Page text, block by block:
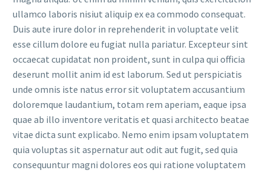
ullamco laboris nisiut aliquip ex ea commodo consequat.
Duis aute irure dolor in reprehenderit in voluptate velit
esse cillum dolore eu fugiat nulla pariatur. Excepteur sint
occaecat cupidatat non proident, sunt in culpa qui officia
deserunt mollit anim id est laborum. Sed ut perspiciatis
unde omnis iste natus error sit voluptatem accusantium
doloremque laudantium, totam rem aperiam, eaque ipsa
quae ab illo inventore veritatis et quasi architecto beatae
vitae dicta sunt explicabo. Nemo enim ipsam voluptatem
quia voluptas sit aspernatur aut odit aut fugit, sed quia
consequuntur magni dolores eos qui ratione voluptatem